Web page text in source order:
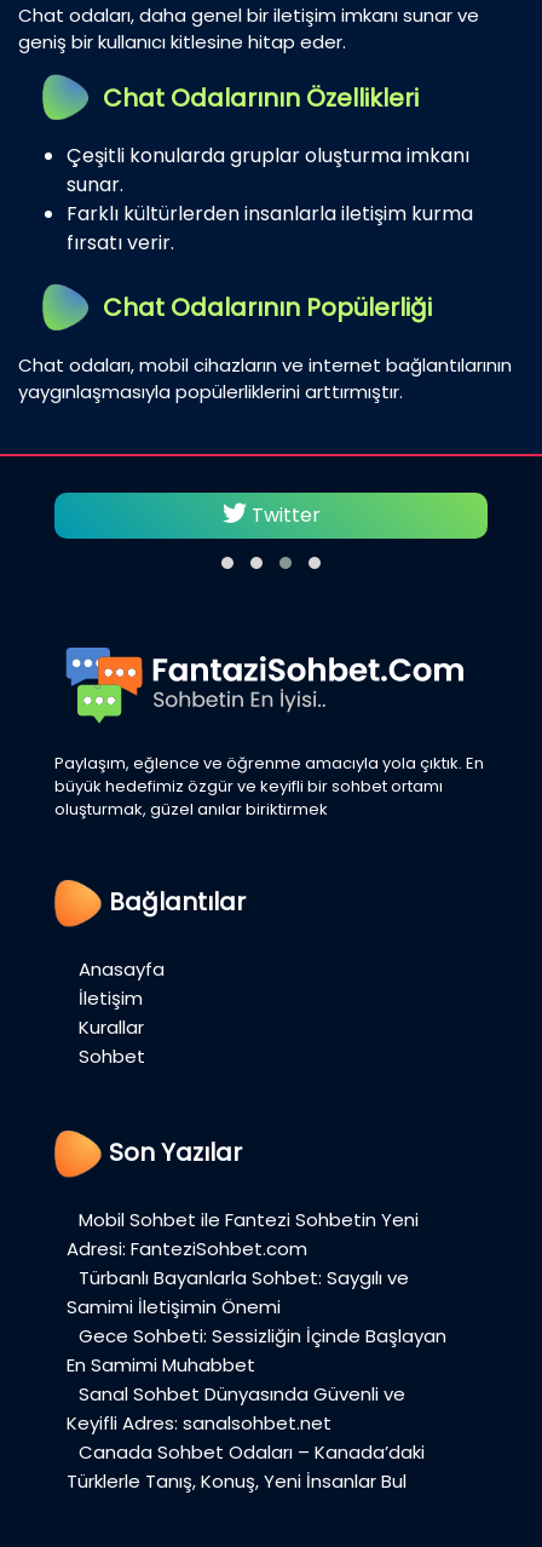
Chat odaları, daha genel bir iletişim imkanı sunar ve
geniş bir kullanıcı kitlesine hitap eder.
Chat Odalarının Özellikleri
Çeşitli konularda gruplar oluşturma imkanı
sunar.
Farklı kültürlerden insanlarla iletişim kurma
fırsatı verir.
Chat Odalarının Popülerliği
Chat odaları, mobil cihazların ve internet bağlantılarının
yaygınlaşmasıyla popülerliklerini arttırmıştır.
Twitter
Paylaşım, eğlence ve öğrenme amacıyla yola çıktık. En
büyük hedefimiz özgür ve keyifli bir sohbet ortamı
oluşturmak, güzel anılar biriktirmek
Bağlantılar
Anasayfa
İletişim
Kurallar
Sohbet
Son Yazılar
Mobil Sohbet ile Fantezi Sohbetin Yeni
Adresi: FanteziSohbet.com
Türbanlı Bayanlarla Sohbet: Saygılı ve
Samimi İletişimin Önemi
Gece Sohbeti: Sessizliğin İçinde Başlayan
En Samimi Muhabbet
Sanal Sohbet Dünyasında Güvenli ve
Keyifli Adres: sanalsohbet.net
Canada Sohbet Odaları – Kanada’daki
Türklerle Tanış, Konuş, Yeni İnsanlar Bul